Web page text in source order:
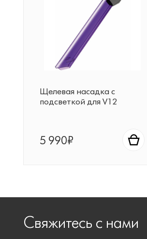
Щелевая насадка с
подсветкой для V12
5 990₽
Свяжитесь с нами